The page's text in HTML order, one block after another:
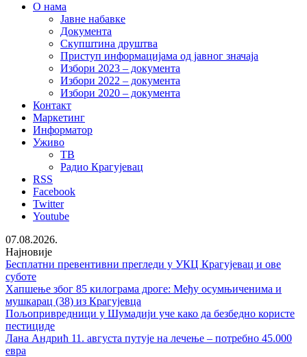
О нама
Јавне набавке
Документа
Скупштина друштва
Приступ информацијама од јавног значаја
Избори 2023 – документа
Избори 2022 – документа
Избори 2020 – документа
Контакт
Маркетинг
Информатор
Уживо
ТВ
Радио Крагујевац
RSS
Facebook
Twitter
Youtube
07.08.2026.
Најновије
Бесплатни превентивни прегледи у УКЦ Крагујевац и ове
суботе
Хапшење због 85 килограма дроге: Међу осумњиченима и
мушкарац (38) из Крагујевца
Пољопривредници у Шумадији уче како да безбедно користе
пестициде
Лана Андрић 11. августа путује на лечење – потребно 45.000
евра